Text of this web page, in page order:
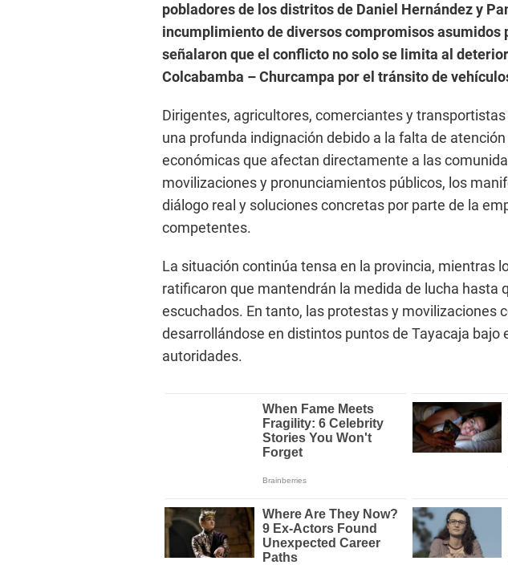
pobladores de los distritos de Daniel Hernández y
incumplimiento de diversos compromisos asumidos
señalaron que el conflicto no solo se limita al
Colcabamba – Churcampa por el tránsito de
Dirigentes, agricultores, comerciantes y
una profunda indignación debido a la falta de
económicas que afectan directamente a las
movilizaciones y pronunciamientos públicos, los
diálogo real y soluciones concretas por parte de la
competentes.
La situación continúa tensa en la provincia, mientras
ratificaron que mantendrán la medida de lucha hasta
escuchados. En tanto, las protestas y movilizaciones
desarrollándose en distintos puntos de Tayacaja bajo
autoridades.